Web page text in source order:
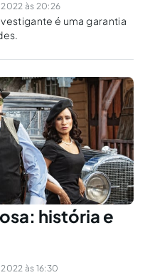
às 20:26
é uma garantia
história e
às 16:30